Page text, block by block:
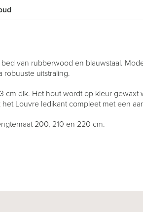
van rubberwood en blauwstaal.
uitstraling.
dik. Het hout wordt op kleur
Louvre ledikant compleet met een
200, 210 en 220 cm.